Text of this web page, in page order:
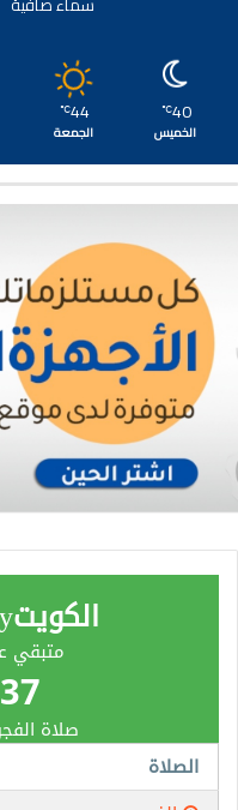
40
℃
الخميس
44
℃
الجمعة